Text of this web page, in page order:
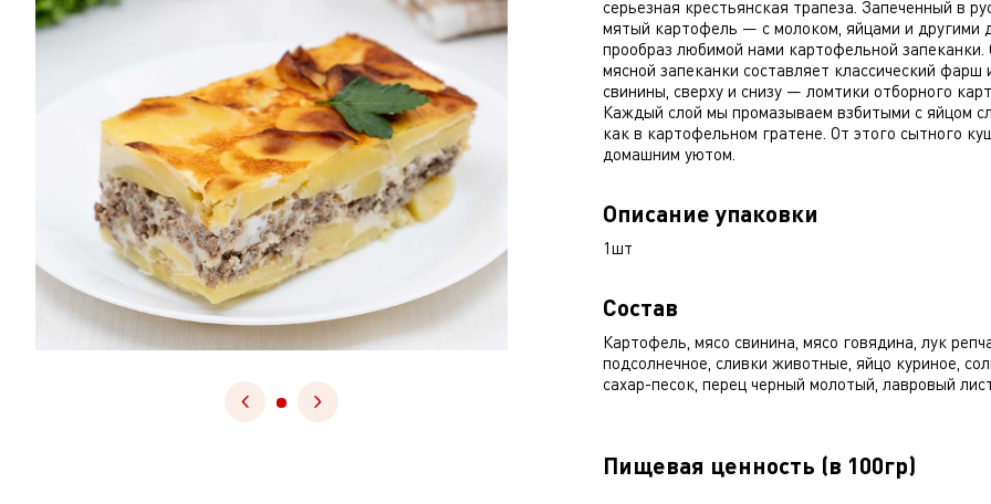
серьезная крестьянская трапеза. Запеченный в
мятый картофель — с молоком, яйцами и другими
прообраз любимой нами картофельной запеканки.
мясной запеканки составляет классический фарш
свинины, сверху и снизу — ломтики отборного
Каждый слой мы промазываем взбитыми с яйцом
как в картофельном гратене. От этого сытного
домашним уютом.
Описание упаковки
1шт
Состав
Картофель, мясо свинина, мясо говядина, лук
подсолнечное, сливки животные, яйцо куриное,
сахар-песок, перец черный молотый, лавровый
Пищевая ценность (в 100гр)